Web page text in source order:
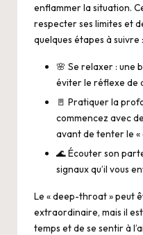
enflammer la situation.
respecter ses limites et
quelques étapes à suivre :
🌸 Se relaxer : une
éviter le réflexe de
🚪 Pratiquer la
commencez avec
avant de tenter le
🌊 Écouter son
signaux qu’il vous
Le « deep-throat » peut
extraordinaire, mais il
temps et de se sentir à